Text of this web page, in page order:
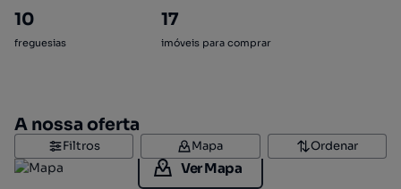
10
freguesias
17
imóveis para comprar
A nossa oferta
Filtros Mapa Ordenar
Ver Mapa